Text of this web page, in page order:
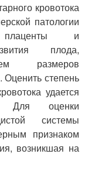
кровотока
патологии
плаценты и
плода,
размеров
Оценить степень
удается
Для оценки
системы
признаком
возникшая на